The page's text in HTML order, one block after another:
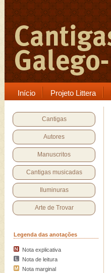
Início Projeto Littera
Cantigas
Autores
Manuscritos
Cantigas musicadas
Iluminuras
Arte de Trovar
Legenda das anotações
Nota explicativa
Nota de leitura
Nota marginal